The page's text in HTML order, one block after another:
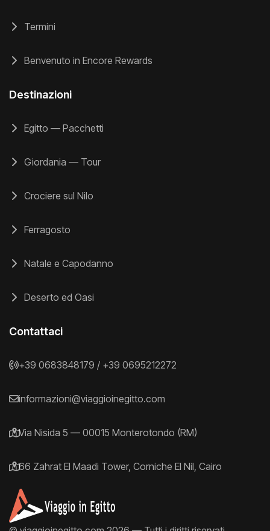
Termini
Benvenuto in Encore Rewards
Destinazioni
Egitto — Pacchetti
Giordania — Tour
Crociere sul Nilo
Ferragosto
Natale e Capodanno
Deserto ed Oasi
Contattaci
+39 0683848179 / +39 0695212272
informazioni@viaggioinegitto.com
Via Nisida 5 — 00015 Monterotondo (RM)
66 Zahrat El Maadi Tower, Corniche El Nil, Cairo